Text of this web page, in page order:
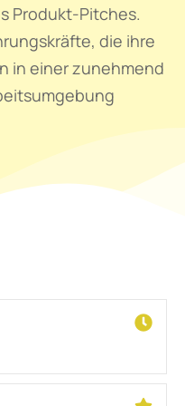
Produkt-Pitches.
die ihre
in einer zunehmend